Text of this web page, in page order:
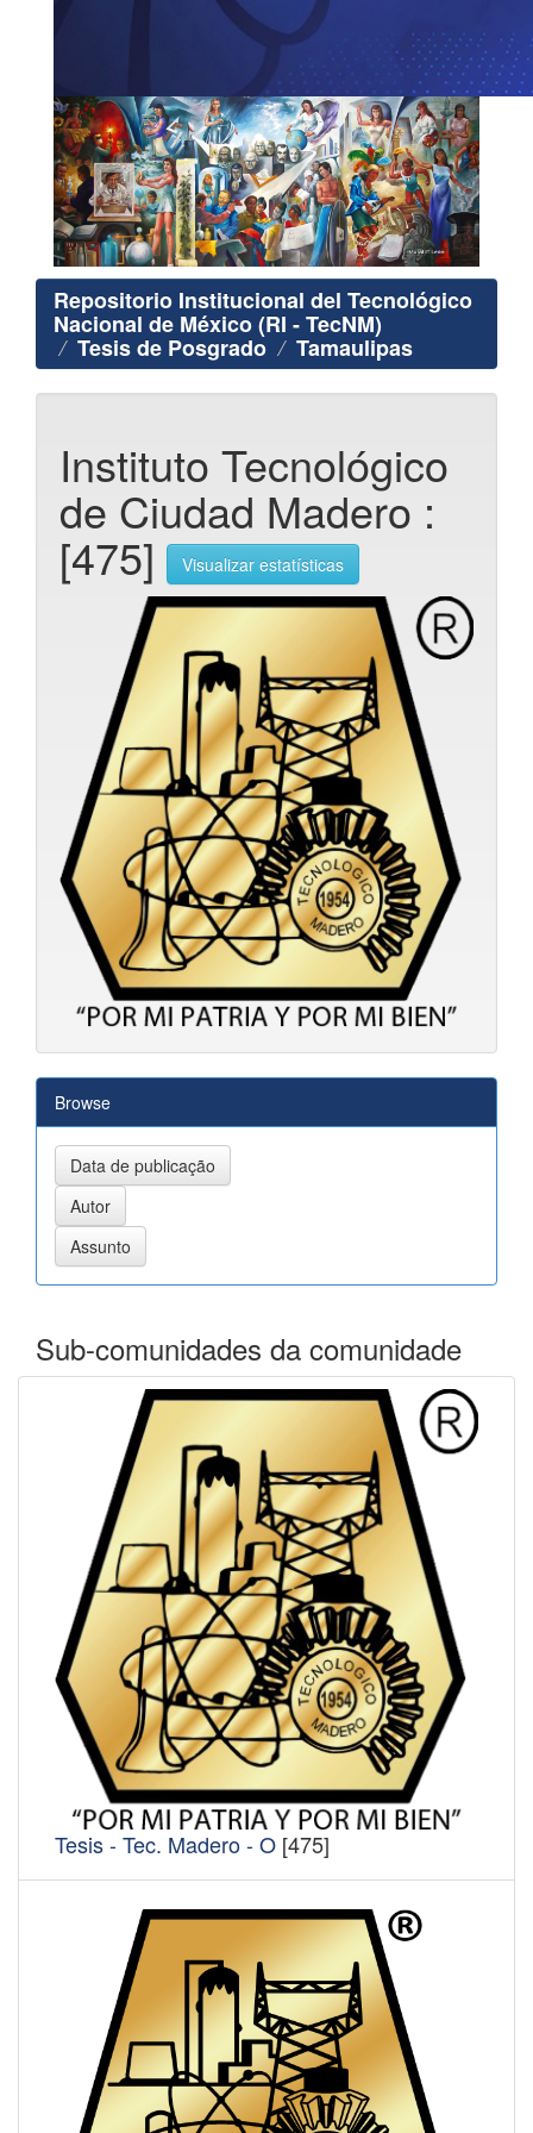
Repositorio Institucional del Tecnológico
Nacional de México (RI - TecNM)
Tesis de Posgrado Tamaulipas
Instituto Tecnológico
de Ciudad Madero :
[475] Visualizar estatísticas
Browse
Sub-comunidades da comunidade
Tesis - Tec. Madero - O [475]